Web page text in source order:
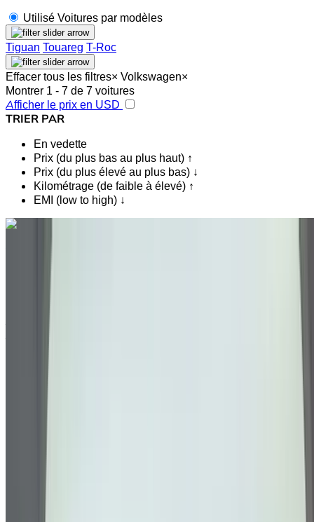
Utilisé Voitures par modèles
Tiguan Touareg T-Roc
Effacer tous les filtres× Volkswagen×
Montrer 1 - 7 de 7 voitures
Afficher le prix en USD
TRIER PAR
En vedette
Prix (du plus bas au plus haut) ↑
Prix (du plus élevé au plus bas) ↓
Kilométrage (de faible à élevé) ↑
EMI (low to high) ↓
Vous aimez ce que vous voyez ?